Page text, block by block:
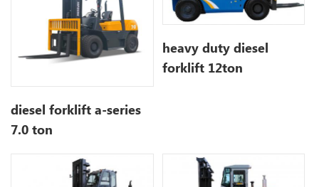
diesel forklift a-series
7.0 ton
heavy duty diesel
forklift 12ton